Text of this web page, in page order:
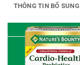
THÔNG TIN BỔ SUNG